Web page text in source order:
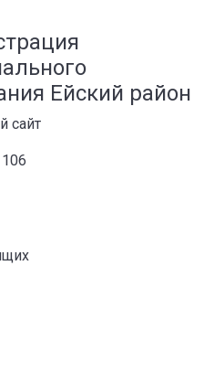
Ейский район
сайт